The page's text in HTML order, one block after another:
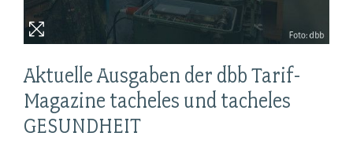
Aktuelle Ausgaben der dbb Tarif-
Magazine tacheles und tacheles
GESUNDHEIT